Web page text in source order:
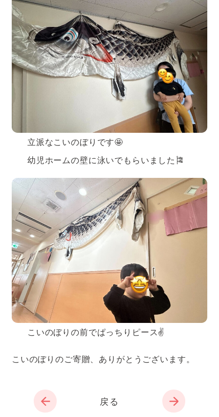
立派なこいのぼりです🤩
幼児ホームの壁に泳いでもらいました🎏
こいのぼりの前でぱっちりピース✌
こいのぼりのご寄贈、ありがとうございます。
戻る